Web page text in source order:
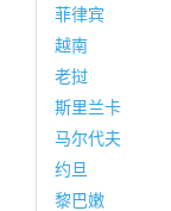
菲律宾
越南
老挝
斯里兰卡
马尔代夫
约旦
黎巴嫩